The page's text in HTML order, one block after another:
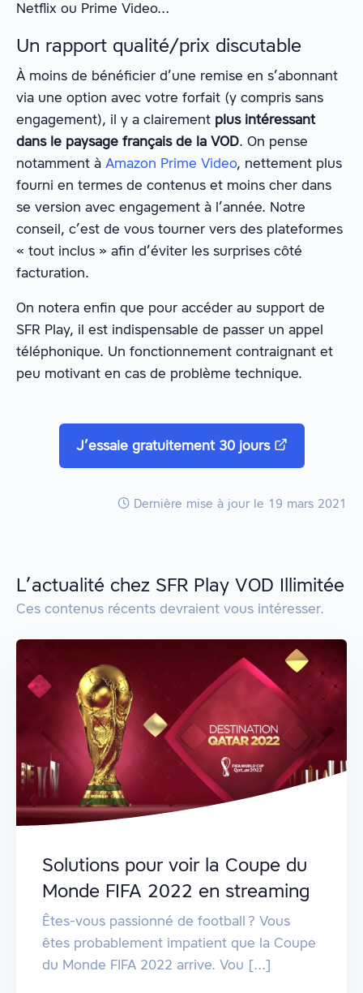
Netflix ou Prime Video…
Un rapport qualité/prix discutable
À moins de bénéficier d’une remise en s’abonnant
via une option avec votre forfait (y compris sans
engagement), il y a clairement plus intéressant
dans le paysage français de la VOD. On pense
notamment à Amazon Prime Video, nettement plus
fourni en termes de contenus et moins cher dans
se version avec engagement à l’année. Notre
conseil, c’est de vous tourner vers des plateformes
« tout inclus » afin d’éviter les surprises côté
facturation.
On notera enfin que pour accéder au support de
SFR Play, il est indispensable de passer un appel
téléphonique. Un fonctionnement contraignant et
peu motivant en cas de problème technique.
J’essaie gratuitement 30 jours
Dernière mise à jour le 19 mars 2021
L’actualité chez SFR Play VOD Illimitée
Ces contenus récents devraient vous intéresser.
Solutions pour voir la Coupe du
Monde FIFA 2022 en streaming
Êtes-vous passionné de football ? Vous
êtes probablement impatient que la Coupe
du Monde FIFA 2022 arrive. Vou [...]